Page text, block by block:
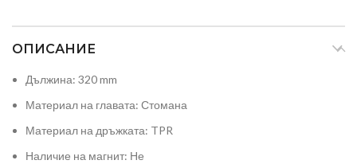
ОПИСАНИЕ
Дължина: 320 mm
Материал на главата: Стомана
Материал на дръжката: TPR
Наличие на магнит: Не